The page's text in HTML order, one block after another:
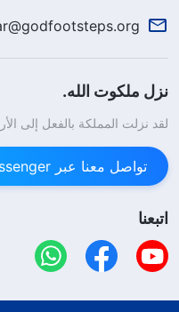
نزل ملكوت الله.
لقد نزلت المملكة بالفعل إلى
تواصل معنا عبر Messenger
اتبعنا